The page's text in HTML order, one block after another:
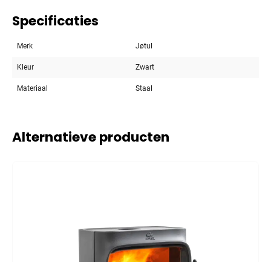
Specificaties
Merk Jøtul
Kleur Zwart
Materiaal Staal
Alternatieve producten